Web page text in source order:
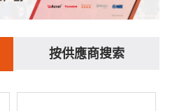
按供應商搜索